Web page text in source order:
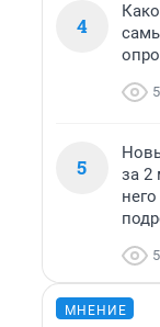
4
5
за 2
МНЕНИЕ